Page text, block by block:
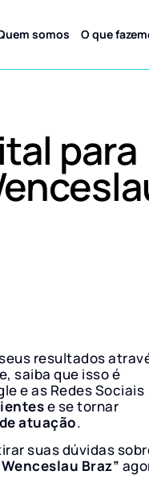
somos O que
para
resultados
saiba que isso é
e as Redes Sociais
e se tornar
atuação.
suas dúvidas
Braz”